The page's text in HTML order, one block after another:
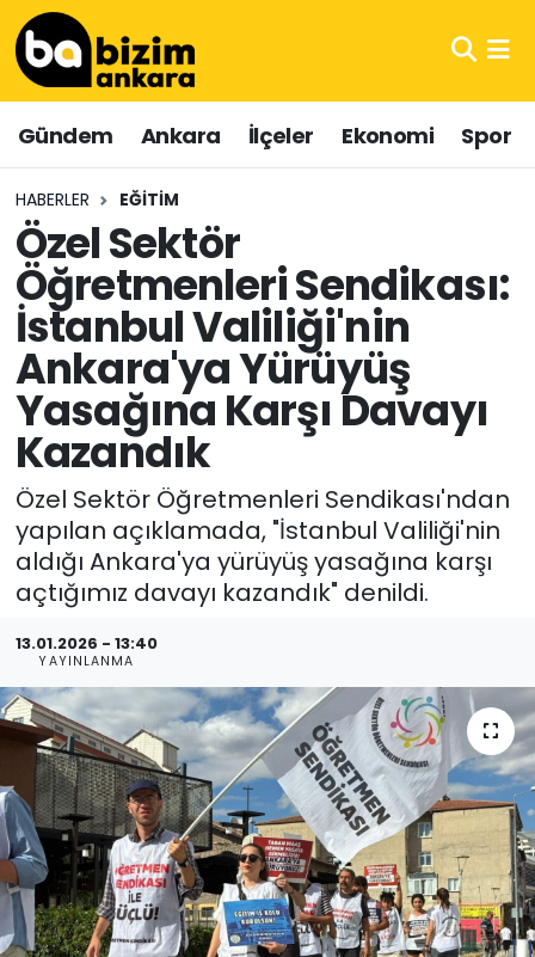
Gündem Ankara İlçeler Ekonomi Spor
HABERLER EĞITIM
Özel Sektör
Öğretmenleri Sendikası:
İstanbul Valiliği'nin
Ankara'ya Yürüyüş
Yasağına Karşı Davayı
Kazandık
Özel Sektör Öğretmenleri Sendikası'ndan
yapılan açıklamada, "İstanbul Valiliği'nin
aldığı Ankara'ya yürüyüş yasağına karşı
açtığımız davayı kazandık" denildi.
13.01.2026 - 13:40
YAYINLANMA
Hava Durumu
Trafik Durumu
Süper Lig Puan Durumu ve Fikstür
Tüm Manşetler
Son Dakika Haberleri
Haber Arşivi